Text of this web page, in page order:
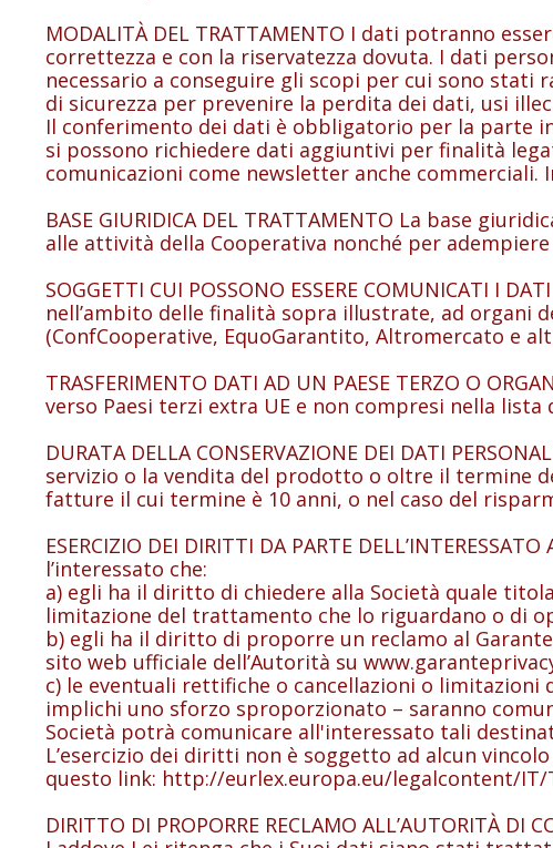
MODALITÀ DEL TRATTAMENTO I dati potranno
correttezza e con la riservatezza dovuta. I dati
necessario a conseguire gli scopi per cui sono
di sicurezza per prevenire la perdita dei dati, usi
Il conferimento dei dati è obbligatorio per la parte
si possono richiedere dati aggiuntivi per finalità
comunicazioni come newsletter anche
BASE GIURIDICA DEL TRATTAMENTO La base
alle attività della Cooperativa nonché per
SOGGETTI CUI POSSONO ESSERE COMUNICATI I
nell’ambito delle finalità sopra illustrate, ad organi
(ConfCooperative, EquoGarantito, Altromercato e
TRASFERIMENTO DATI AD UN PAESE TERZO O
verso Paesi terzi extra UE e non compresi nella
DURATA DELLA CONSERVAZIONE DEI DATI
servizio o la vendita del prodotto o oltre il termine
fatture il cui termine è 10 anni, o nel caso del
ESERCIZIO DEI DIRITTI DA PARTE
l’interessato che:
a) egli ha il diritto di chiedere alla Società quale
limitazione del trattamento che lo riguardano o di
b) egli ha il diritto di proporre un reclamo al
sito web ufficiale dell’Autorità su
c) le eventuali rettifiche o cancellazioni o
implichi uno sforzo sproporzionato – saranno
Società potrà comunicare all'interessato tali
L’esercizio dei diritti non è soggetto ad alcun
questo link: http://eurlex.europa.eu/legalcontent/IT/
DIRITTO DI PROPORRE RECLAMO ALL’AUTORITÀ DI